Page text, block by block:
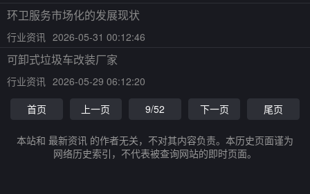
环卫服务市场化的发展现状
行业资讯 2026-05-31 00:12:46
可卸式垃圾车改装厂家
行业资讯 2026-05-29 06:12:20
首页
上一页 9/52 下一页 尾页
本站和 最新资讯 的作者无关，不对其内容负责。本历史页面谨为
网络历史索引，不代表被查询网站的即时页面。